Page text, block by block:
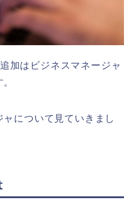
加はビジネスマネージャ
について見ていきまし